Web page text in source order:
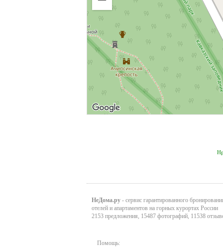
НеДома.ру - сервис гарантированного
отелей и апартаментов на горных курортах России
2153 предложения, 15487 фотографий, 11538
Помощь: